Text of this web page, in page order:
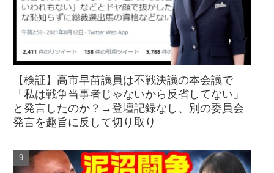
【検証】高市早苗議員は不戦決議の本会議で
「私は戦争当事者じゃないから反省してない」
と発言したのか？→登壇記録なし、別の委員会
発言を趣旨に反して切り取り